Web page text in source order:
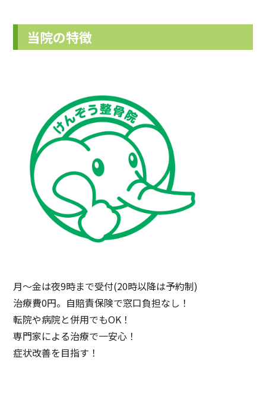
当院の特徴
月〜金は夜9時まで受付(20時以降は予約制)
治療費0円。自賠責保険で窓口負担なし！
転院や病院と併用でもOK！
専門家による治療で一安心！
症状改善を目指す！